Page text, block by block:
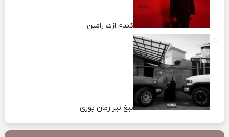
کندم ازت رامین
تیغ تیز زمان پوری